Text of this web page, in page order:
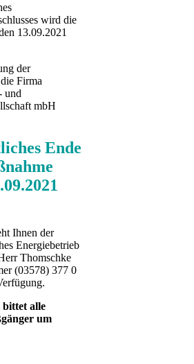
wird die
13.09.2021
der
Firma
und
mbH
Ende
Ihnen der
Energiebetrieb
Thomschke
(03578) 377 0
bittet alle
um